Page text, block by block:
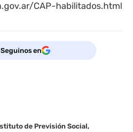
CAP-habilitados.html
en
de Previsión Social